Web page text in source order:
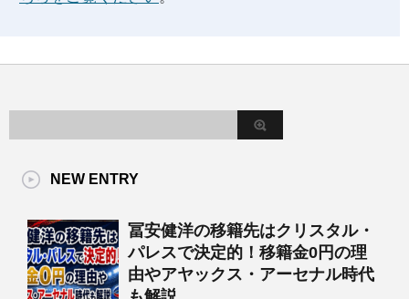
NEW ENTRY
冨安健洋の移籍先はクリスタル・
パレスで決定的！移籍金0円の理
由やアヤックス・アーセナル時代